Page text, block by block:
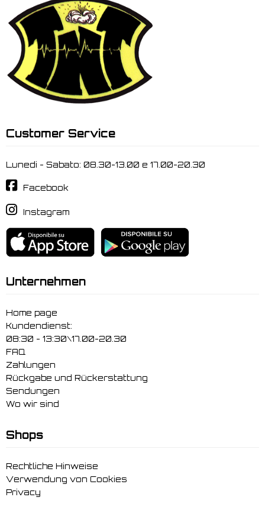
Customer Service
Lunedi - Sabato: 08.30-13.00 e 17.00-20.30
Facebook
Instagram
Unternehmen
Home page
Kundendienst:
08:30 - 13:30\17.00-20.30
FAQ
Zahlungen
Rückgabe und Rückerstattung
Sendungen
Wo wir sind
Shops
Rechtliche Hinweise
Verwendung von Cookies
Privacy